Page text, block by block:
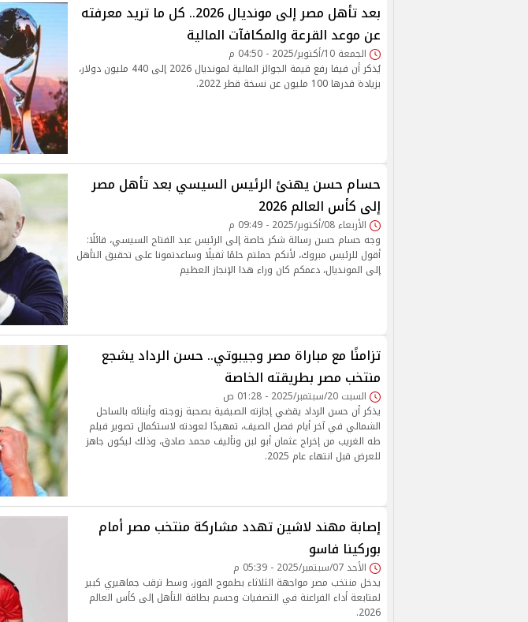
بعد تأهل مصر إلى مونديال 2026.. كل ما تريد معرفته
عن موعد القرعة والمكافآت المالية
الجمعة 10/أكتوبر/2025 - 04:50 م
يُذكر أن فيفا رفع قيمة الجوائز المالية لمونديال 2026 إلى 440 مليون دولار،
بزيادة قدرها 100 مليون عن نسخة قطر 2022.
حسام حسن يهنئ الرئيس السيسي بعد تأهل مصر
إلى كأس العالم 2026
الأربعاء 08/أكتوبر/2025 - 09:49 م
وجه حسام حسن رسالة شكر خاصة إلى الرئيس عبد الفتاح السيسي، قائلًا:
أقول للرئيس مبروك، لأنكم حملتم حلمًا ثقيلًا وساعدتمونا على تحقيق التأهل
إلى المونديال، دعمكم كان وراء هذا الإنجاز العظيم
تزامنًا مع مباراة مصر وجيبوتي.. حسن الرداد يشجع
منتخب مصر بطريقته الخاصة
السبت 20/سبتمبر/2025 - 01:28 ص
يذكر أن حسن الرداد يقضي إجازته الصيفية بصحبة زوجته وأبنائه بالساحل
الشمالي في آخر أيام فصل الصيف، تمهيدًا لعودته لاستكمال تصوير فيلم
طه الغريب من إخراج عثمان أبو لبن وتأليف محمد صادق، وذلك ليكون جاهز
للعرض قبل انتهاء عام 2025.
إصابة مهند لاشين تهدد مشاركة منتخب مصر أمام
بوركينا فاسو
الأحد 07/سبتمبر/2025 - 05:39 م
يدخل منتخب مصر مواجهة الثلاثاء بطموح الفوز، وسط ترقب جماهيري كبير
لمتابعة أداء الفراعنة في التصفيات وحسم بطاقة التأهل إلى كأس العالم
2026.